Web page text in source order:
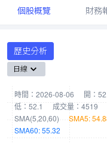
個股概覽 財務
歷史分析
日線